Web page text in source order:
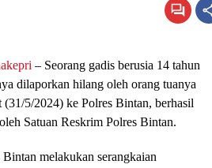
– Seorang gadis berusia 14 tahun
dilaporkan hilang oleh orang tuanya
(31/5/2024) ke Polres Bintan, berhasil
Satuan Reskrim Polres Bintan.
melakukan serangkaian